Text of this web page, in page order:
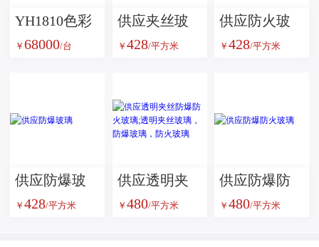
YH1810色彩
雾度透过率
￥ 68000/台
供应夹丝玻
璃
￥ 428/平方米
供应防火玻
璃
￥ 428/平方米
供应防爆玻
璃
￥ 428/平方米
供应透明夹
丝防爆防火
￥ 480/平方米
供应防爆防
火玻璃
￥ 480/平方米